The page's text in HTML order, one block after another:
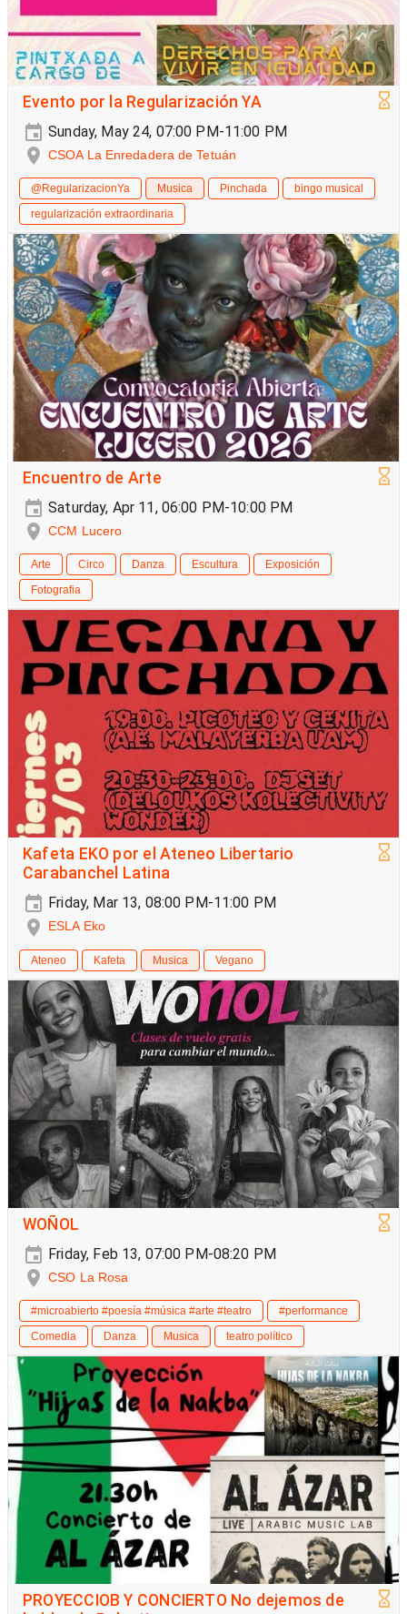
Evento por la Regularización YA
Sunday, May 24, 07:00 PM-11:00 PM
CSOA La Enredadera de Tetuán
@RegularizacionYa Musica Pinchada
bingo musical
regularización extraordinaria
Encuentro de Arte
Saturday, Apr 11, 06:00 PM-10:00 PM
CCM Lucero
Arte Circo Danza Escultura
Exposición
Fotografia
Kafeta EKO por el Ateneo Libertario
Carabanchel Latina
Friday, Mar 13, 08:00 PM-11:00 PM
ESLA Eko
Ateneo Kafeta Musica Vegano
WOÑOL
Friday, Feb 13, 07:00 PM-08:20 PM
CSO La Rosa
#microabierto #poesía #música #arte #teatro
#performance
Comedia
Danza Musica teatro político
PROYECCIOB Y CONCIERTO No dejemos de